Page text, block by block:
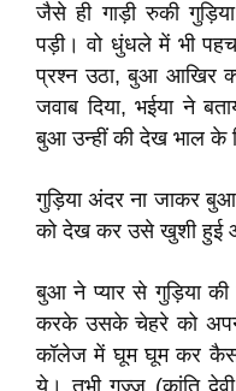
जैसे ही गाड़ी रुकी
पड़ी। वो धुंधले में भी
प्रश्न उठा, बुआ आखिर
जवाब दिया, भईया ने
बुआ उन्हीं की देख भाल के
गुड़िया अंदर ना जाकर
को देख कर उसे खुशी हुई
बुआ ने प्यार से गुड़िया
करके उसके चेहरे को अपने
कॉलेज में घूम घूम कर
ये। तभी गज्जू (कांति